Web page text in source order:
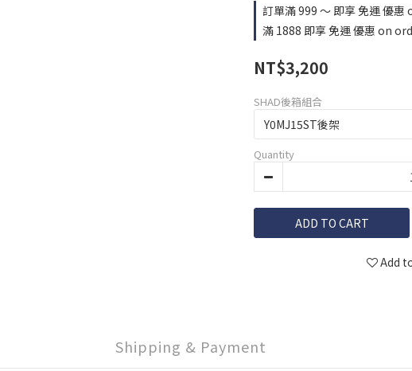
訂單滿 999 ～ 即享 免運 優
滿 1888 即享 免運 優惠 on
NT$3,200
SHAD後箱組合
Quantity
ADD TO CART
Add
Shipping & Payment